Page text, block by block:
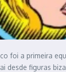
foi a primeira
desde figuras